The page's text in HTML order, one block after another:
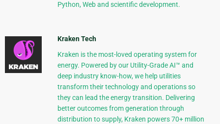
Python, Web and scientific development.
Kraken Tech
Kraken is the most-loved operating system for
energy. Powered by our Utility-Grade AI™ and
deep industry know-how, we help utilities
transform their technology and operations so
they can lead the energy transition. Delivering
better outcomes from generation through
distribution to supply, Kraken powers 70+ million